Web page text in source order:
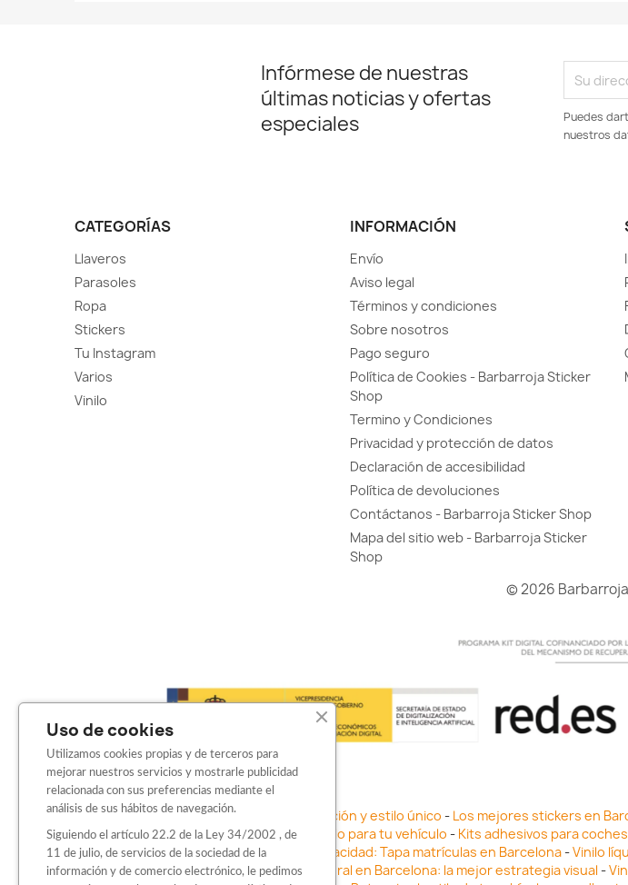
Infórmese de nuestras
últimas noticias y ofertas
especiales
Puedes
nuestros
CATEGORÍAS
Llaveros
Parasoles
Ropa
Stickers
Tu Instagram
Varios
Vinilo
INFORMACIÓN
Envío
Aviso legal
Términos y condiciones
Sobre nosotros
Pago seguro
Política de Cookies - Barbarroja Sticker
Shop
Termino y Condiciones
Privacidad y protección de datos
Declaración de accesibilidad
Política de devoluciones
Contáctanos - Barbarroja Sticker Shop
Mapa del sitio web - Barbarroja Sticker
Shop
© 2026
Sticker para motos en Barcelona: Personalización y estilo único - Los mejores stickers en
adhesivos-Vinilo para coche en Barcelona: Estilo para tu vehículo - Kits adhesivos para
con Barbarroja Sticker Shop-Protege tu privacidad: Tapa matrículas en Barcelona-Vinilo
negocio con vinilos fundidos rotulación integral en Barcelona: la mejor estrategia visual -
Uso de cookies
Utilizamos cookies propias y de terceros para
mejorar nuestros servicios y mostrarle publicidad
relacionada con sus preferencias mediante el
análisis de sus hábitos de navegación.
Siguiendo el artículo 22.2 de la Ley 34/2002 , de
11 de julio, de servicios de la sociedad de la
información y de comercio electrónico, le pedimos